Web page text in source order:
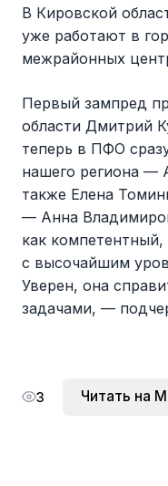
В Кировской
уже работают в
межрайонных
Первый зампред
области Дмитрий
теперь в ПФО
нашего региона —
также Елена
— Анна
как
с высочайшим
Уверен, она
задачами, —
3 Читать на